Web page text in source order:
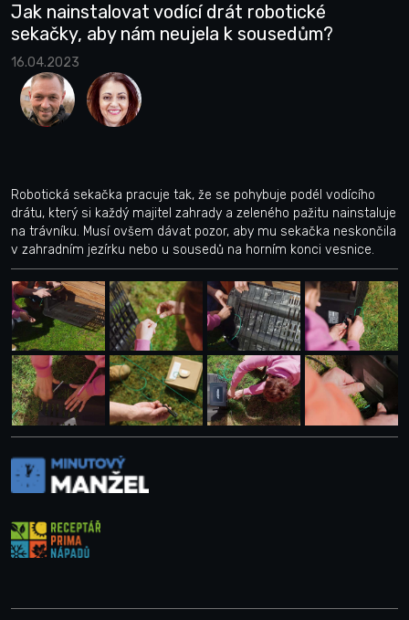
Jak nainstalovat vodící drát robotické
sekačky, aby nám neujela k sousedům?
16.04.2023
Robotická sekačka pracuje tak, že se pohybuje podél vodícího
drátu, který si každý majitel zahrady a zeleného pažitu nainstaluje
na trávníku. Musí ovšem dávat pozor, aby mu sekačka neskončila
v zahradním jezírku nebo u sousedů na horním konci vesnice.